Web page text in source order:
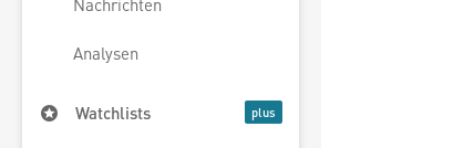
Nachrichten
Analysen
Watchlists